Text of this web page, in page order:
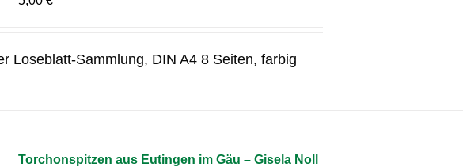
Loseblatt-Sammlung, DIN A4 8 Seiten, farbig
Torchonspitzen aus Eutingen im Gäu – Gisela Noll